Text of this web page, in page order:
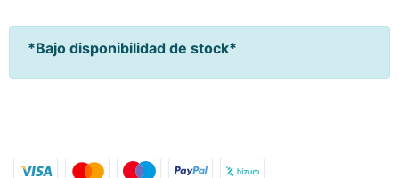
*Bajo disponibilidad de stock*